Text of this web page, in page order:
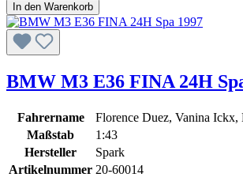
In den Warenkorb
BMW M3 E36 FINA 24H
Fahrername
Florence Duez, Vanina Ickx,
Maßstab
1:43
Hersteller
Spark
Artikelnummer 20-60014